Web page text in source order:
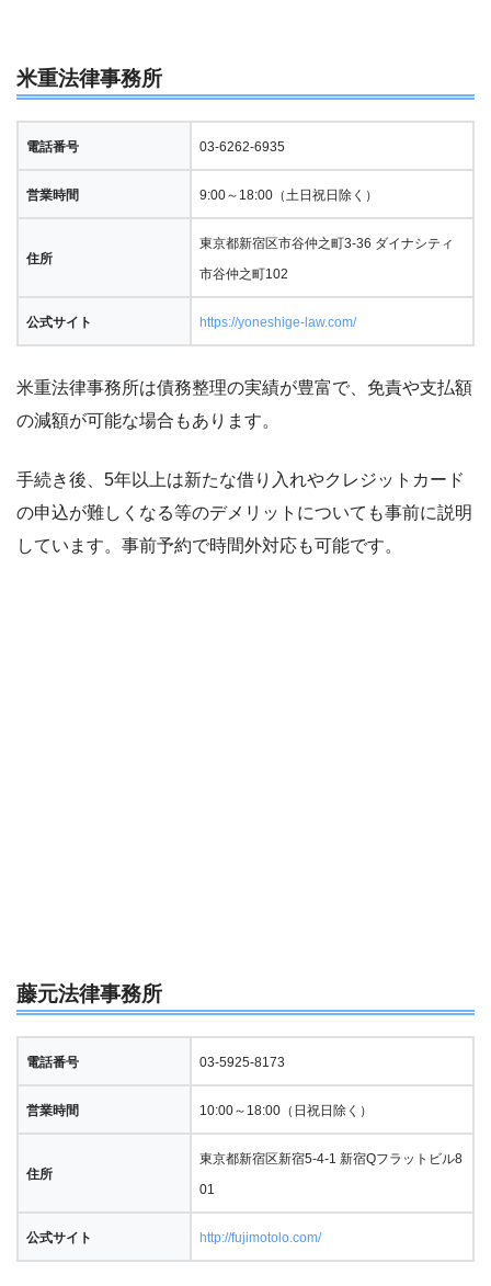
米重法律事務所
電話番号 03-6262-6935
営業時間 9:00～18:00（土日祝日除く）
住所
東京都新宿区市谷仲之町3-36 ダイナシティ
市谷仲之町102
公式サイト https://yoneshige-law.com/
米重法律事務所は債務整理の実績が豊富で、免責や支払額
の減額が可能な場合もあります。
手続き後、5年以上は新たな借り入れやクレジットカード
の申込が難しくなる等のデメリットについても事前に説明
しています。事前予約で時間外対応も可能です。
藤元法律事務所
電話番号 03-5925-8173
営業時間 10:00～18:00（日祝日除く）
住所
東京都新宿区新宿5-4-1 新宿Qフラットビル8
01
公式サイト http://fujimotolo.com/